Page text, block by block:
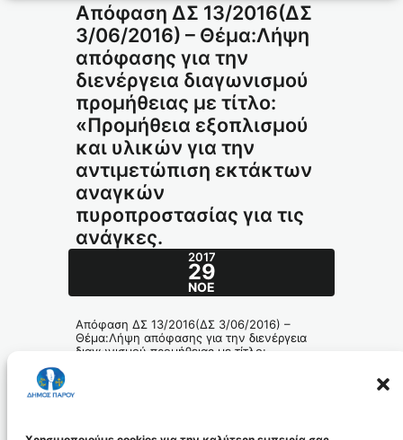
Απόφαση ΔΣ 13/2016(ΔΣ
3/06/2016) – Θέμα:Λήψη
απόφασης για την
διενέργεια διαγωνισμού
προμήθειας με τίτλο:
«Προμήθεια εξοπλισμού
και υλικών για την
αντιμετώπιση εκτάκτων
αναγκών
πυροπροστασίας για τις
ανάγκες.
2017
29
ΝΟΈ
Απόφαση ΔΣ 13/2016(ΔΣ 3/06/2016) –
Θέμα:Λήψη απόφασης για την διενέργεια
διαγωνισμού προμήθειας με τίτλο:
169-2016_ADA_id4631